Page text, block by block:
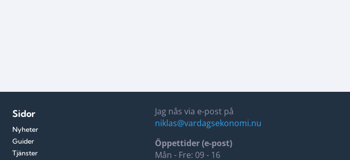
Sidor
Nyheter
Guider
Tjänster
Jag nås via e-post på
niklas@vardagsekonomi.nu
Öppettider (e-post)
Mån - Fre: 09 - 16